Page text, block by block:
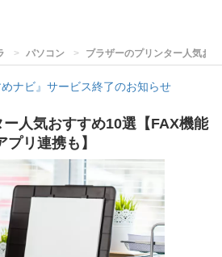
パソコン ブラザーのプリンター人気お
めナビ』サービス終了のお知らせ
人気おすすめ10選【FAX機能
リ連携も】